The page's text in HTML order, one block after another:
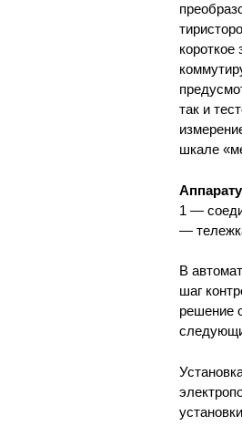
так и
шкале
1 —
—
В
шаг
решение